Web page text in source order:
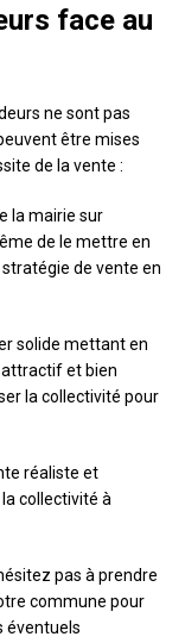
face au
ne sont pas
être mises
de la vente :
la mairie sur
de le mettre en
de vente en
solide mettant en
et bien
la collectivité pour
réaliste et
collectivité à
pas à prendre
commune pour
éventuels